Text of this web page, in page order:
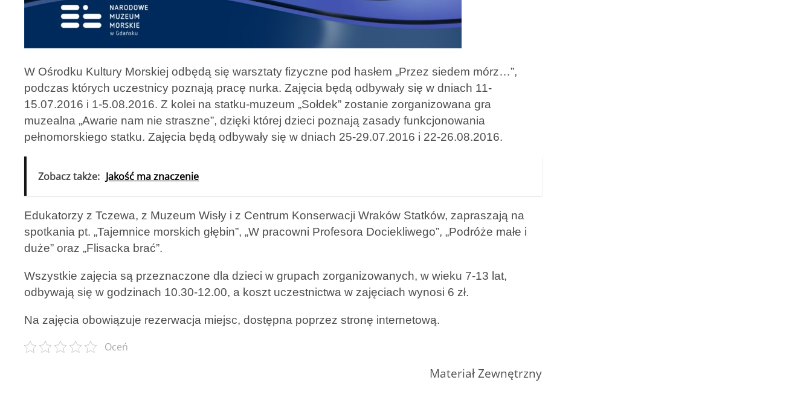
W Ośrodku Kultury Morskiej odbędą się warsztaty fizyczne pod hasłem „Przez siedem mórz…”,
podczas których uczestnicy poznają pracę nurka. Zajęcia będą odbywały się w dniach 11-
15.07.2016 i 1-5.08.2016. Z kolei na statku-muzeum „Sołdek” zostanie zorganizowana gra
muzealna „Awarie nam nie straszne”, dzięki której dzieci poznają zasady funkcjonowania
pełnomorskiego statku. Zajęcia będą odbywały się w dniach 25-29.07.2016 i 22-26.08.2016.
Zobacz także: Jakość ma znaczenie
Edukatorzy z Tczewa, z Muzeum Wisły i z Centrum Konserwacji Wraków Statków, zapraszają na
spotkania pt. „Tajemnice morskich głębin”, „W pracowni Profesora Dociekliwego”, „Podróże małe i
duże” oraz „Flisacka brać”.
Wszystkie zajęcia są przeznaczone dla dzieci w grupach zorganizowanych, w wieku 7-13 lat,
odbywają się w godzinach 10.30-12.00, a koszt uczestnictwa w zajęciach wynosi 6 zł.
Na zajęcia obowiązuje rezerwacja miejsc, dostępna poprzez stronę internetową.
Oceń
Materiał Zewnętrzny